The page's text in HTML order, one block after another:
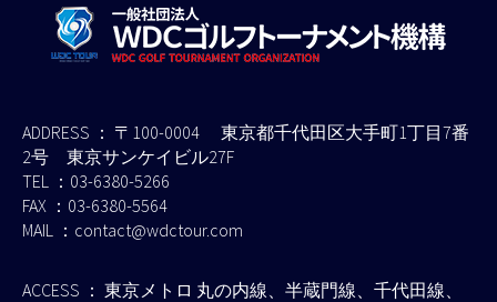
ADDRESS ： 〒100-0004 東京都千代田区大手町1丁目7番
2号 東京サンケイビル27F
TEL ：03-6380-5266
FAX ：03-6380-5564
MAIL ：contact@wdctour.com
ACCESS ： 東京メトロ 丸の内線、半蔵門線、千代田線、